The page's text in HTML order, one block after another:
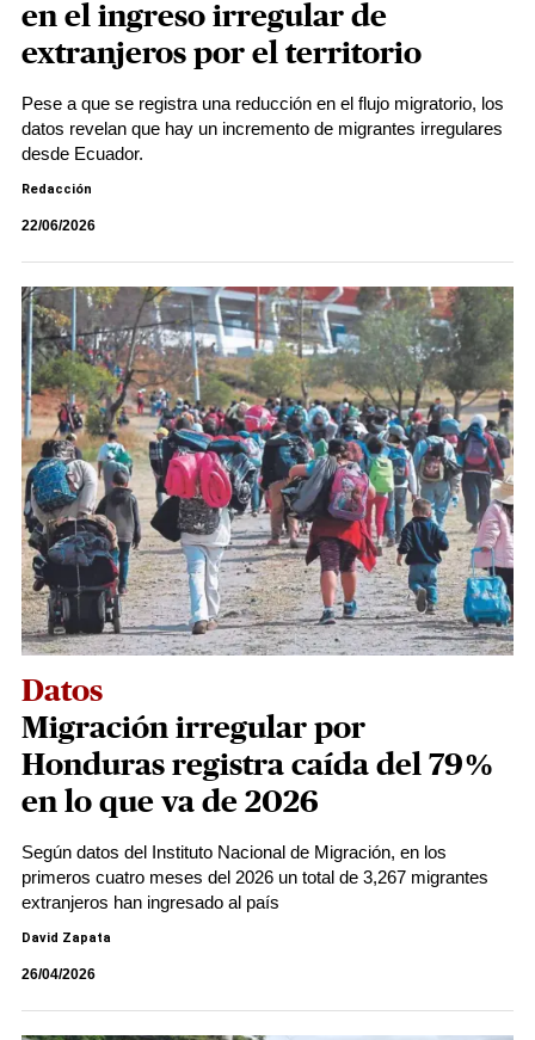
en el ingreso irregular de
extranjeros por el territorio
Pese a que se registra una reducción en el flujo migratorio, los
datos revelan que hay un incremento de migrantes irregulares
desde Ecuador.
Redacción
22/06/2026
Datos
Migración irregular por
Honduras registra caída del 79%
en lo que va de 2026
Según datos del Instituto Nacional de Migración, en los
primeros cuatro meses del 2026 un total de 3,267 migrantes
extranjeros han ingresado al país
David Zapata
26/04/2026